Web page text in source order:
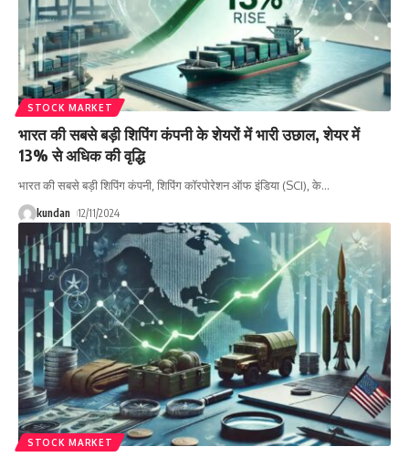
STOCK MARKET
भारत की सबसे बड़ी शिपिंग कंपनी के शेयरों में भारी उछाल, शेयर में
13% से अधिक की वृद्धि
भारत की सबसे बड़ी शिपिंग कंपनी, शिपिंग कॉरपोरेशन ऑफ इंडिया (SCI), के…
kundan 12/11/2024
STOCK MARKET